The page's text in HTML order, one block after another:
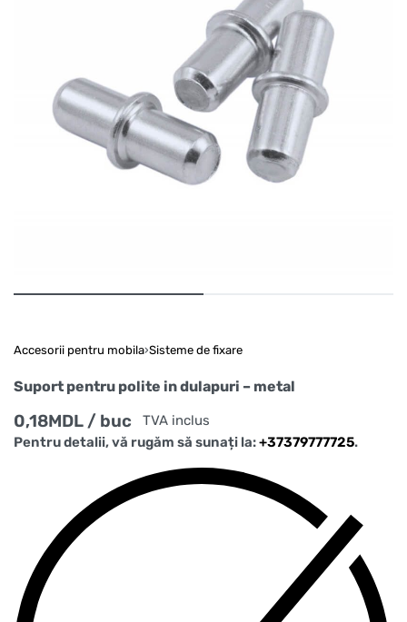
Accesorii pentru mobila›Sisteme de fixare
Suport pentru polite in dulapuri – metal
0,18MDL / buc
TVA inclus
Pentru detalii, vă rugăm să sunați la:+37379777725.